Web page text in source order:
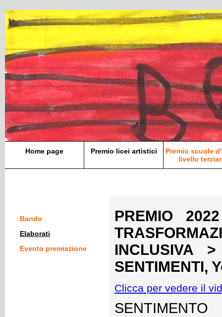
Home page Premio licei artistici
Premio scuole
livello
Bando
Elaborati
Evento premiazione
PREMIO
INCLUSIVA
SENTIMENTI,
Clicca per vedere il
SENTIMENTO